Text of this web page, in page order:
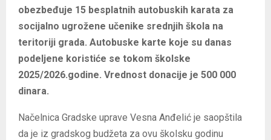
obezbeđuje 15 besplatnih autobuskih karata za
socijalno ugrožene učenike srednjih škola na
teritoriji grada. Autobuske karte koje su danas
podeljene koristiće se tokom školske
2025/2026.godine. Vrednost donacije je 500 000
dinara.
Načelnica Gradske uprave Vesna Anđelić je saopštila
da je iz gradskog budžeta za ovu školsku godinu